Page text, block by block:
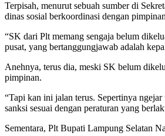
Terpisah, menurut sebuah sumber di
dinas sosial berkoordinasi dengan
“SK dari Plt memang sengaja belum
pusat, yang bertanggungjawab adalah
Anehnya, terus dia, meski SK belum
pimpinan.
“Tapi kan ini jalan terus. Sepertinya
sanksi sesuai dengan peraturan yang
Sementara, Plt Bupati Lampung Selatan